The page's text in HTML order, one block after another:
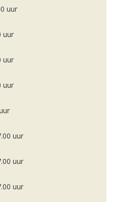
uur
uur
uur
uur
uur
uur
uur